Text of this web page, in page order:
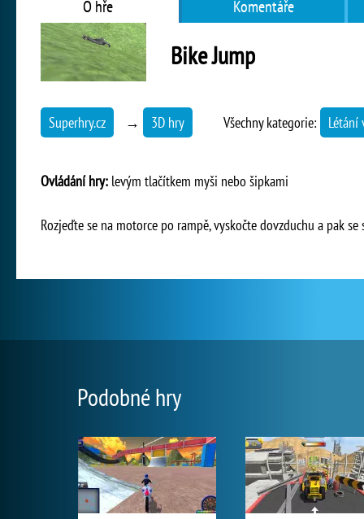
O hře Komentáře
Bike Jump
Superhry.cz → 3D hry Všechny kategorie: Létání
Ovládání hry: levým tlačítkem myši nebo šipkami
Rozjeďte se na motorce po rampě, vyskočte dovzduchu a pak
Podobné hry